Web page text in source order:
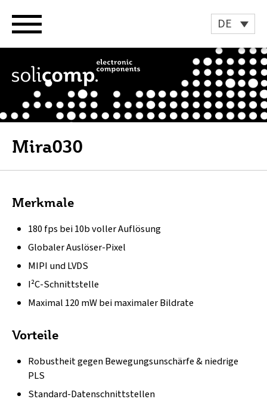
DE
Inhalt
Mira030
Merkmale
180 fps bei 10b voller Auflösung
Globaler Auslöser-Pixel
MIPI und LVDS
I²C-Schnittstelle
Maximal 120 mW bei maximaler Bildrate
Vorteile
Robustheit gegen Bewegungsunschärfe & niedrige
PLS
Standard-Datenschnittstellen